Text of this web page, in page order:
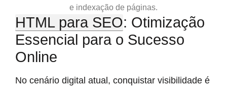
e indexação de páginas.
HTML para SEO: Otimização
Essencial para o Sucesso
Online
No cenário digital atual, conquistar visibilidade é